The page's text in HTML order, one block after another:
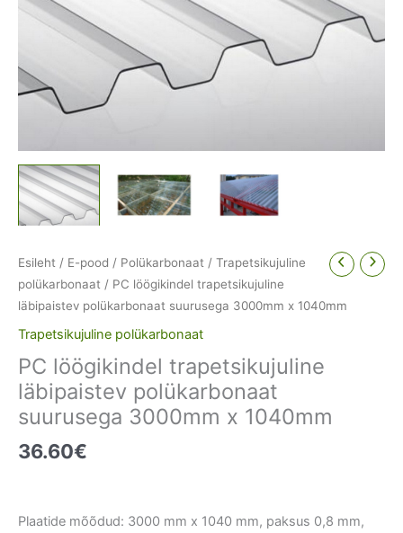
Esileht / E-pood / Polükarbonaat / Trapetsikujuline
polükarbonaat / PC löögikindel trapetsikujuline
läbipaistev polükarbonaat suurusega 3000mm x 1040mm
Trapetsikujuline polükarbonaat
PC löögikindel trapetsikujuline
läbipaistev polükarbonaat
suurusega 3000mm x 1040mm
36.60€
Plaatide mõõdud: 3000 mm x 1040 mm, paksus 0,8 mm,